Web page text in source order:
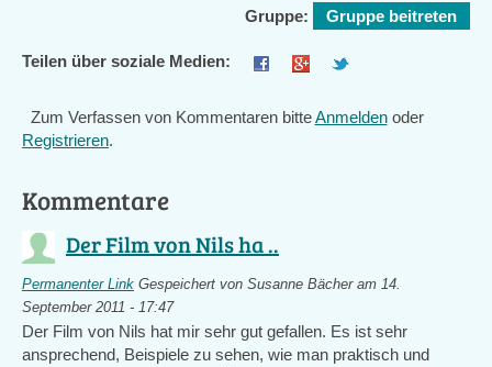
Gruppe: Gruppe beitreten
Teilen über soziale Medien:
Zum Verfassen von Kommentaren bitteAnmeldenoder
Registrieren.
Kommentare
Der Film von Nils ha ..
Permanenter Link Gespeichert von Susanne Bächeram 14.
September 2011 - 17:47
Der Film von Nils hat mir sehr gut gefallen. Es ist sehr
ansprechend, Beispiele zu sehen, wie man praktisch und